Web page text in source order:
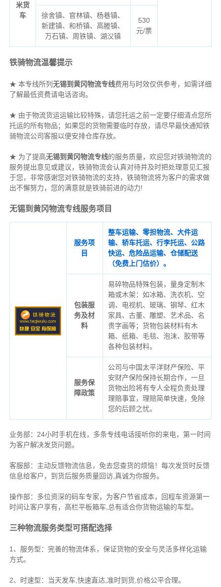
米货
车
徐舍镇、官林镇、杨巷镇、
新建镇、和桥镇、高塍镇、
万石镇、周铁镇、湖㳇镇
530
元/票
铁骑物流温馨提示
★ 本专线所列 无锡到黄冈物流专线费用与时效仅供参考，如需详细
了解最低资费请电话咨询。
★ 由于物流货运运输比较特殊，请您托运之前一定要仔细清点您所
托运的所有物品；如果您的货物需要临时存放，请尽早最快通知铁
骑物流公司客服以便安排仓库存放。
★ 为了提高无锡到黄冈物流专线的服务质量，欢迎您对铁骑物流的
服务提出意见或建议，铁骑物流会认真对待并及时把处理意见汇报
于您，非常感谢您对铁骑物流的支持，铁骑物流将为客户的需求做
出不懈努力，您的满意就是铁骑前进的动力!
无锡到黄冈物流专线服务项目
服务项
目
整车运输、零担物流、大件运
输、轿车托运、行李托运、公路
快运、危险品运输、仓储配送
（免费上门估价）。
包装服
务及材
料
易碎物品特殊包装，量身定制木
箱或木架：如冰箱、洗衣机、空
调、电视机、玻璃、钢琴、红木
家具、古董、雕塑、艺术品、名
贵字画等；货物包装材料有木
箱、纸箱、毛毯、泡沫、胶带等
各种包装材料。
服务保
障政策
公司与中国太平洋财产保险、平
安财产保险保持长期合作，一旦
货物出险将有专人全程负责处理
理赔事宜，理赔简单快速，免除
您的后顾之忧。
业务部：24小时手机在线，多条专线电话接听你的来电，第一时间
为客户解决发货问题。
客服部：主动反馈物流信息，免去您查货的烦恼！每次发货时反馈
信息给客户，到货后服务质量回访,真诚为你服务。
操作部：多位资深的码车专家，为客户节省成本，回程车资源第一
时间让客户享有，高栏平板箱车,总有适合你货物运输的车型。
三种物流服务类型可搭配选择
1、服务型：完善的物流体系，保证货物的安全与灵活多样化运输
方式。
2、时速型：当天发车,快速直达,准时到货,价格公平合理。